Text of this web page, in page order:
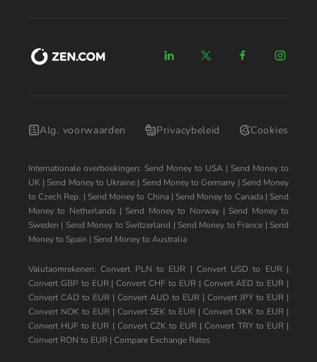
Alg. voorwaarden Privacybeleid Cookies
Internationale overboekingen: Send Money to USA | Send Money to
UK | Send Money to Ukraine | Send Money to Germany | Send Money
to Czech Rep. | Send Money to China| Send Money to Canada| Send
Money to Netherlands | Send Money to Norway| Send Money to
Sweden | Send Money to Switzerland | Send Money to France | Send
Money to Spain | Send Money to Australia
Valutaomrekenen:Convert PLN to EUR | Convert USD to EUR|
Convert GBP to EUR|Convert CHF to EUR| Convert AED to EUR |
Convert CAD to EUR | Convert AUD to EUR | Convert JPY to EUR |
Convert NOK to EUR| Convert SEK to EUR |Convert DKK to EUR |
Convert HUF to EUR | Convert CZK to EUR |Convert TRY to EUR|
Convert RON to EUR | Compare Exchange Rates